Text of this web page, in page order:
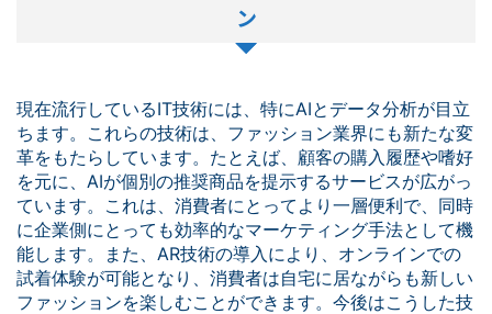
ン
現在流行しているIT技術には、特にAIとデータ分析が目立
ちます。これらの技術は、ファッション業界にも新たな変
革をもたらしています。たとえば、顧客の購入履歴や嗜好
を元に、AIが個別の推奨商品を提示するサービスが広がっ
ています。これは、消費者にとってより一層便利で、同時
に企業側にとっても効率的なマーケティング手法として機
能します。また、AR技術の導入により、オンラインでの
試着体験が可能となり、消費者は自宅に居ながらも新しい
ファッションを楽しむことができます。今後はこうした技